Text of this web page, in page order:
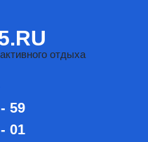
отдыха
59
01